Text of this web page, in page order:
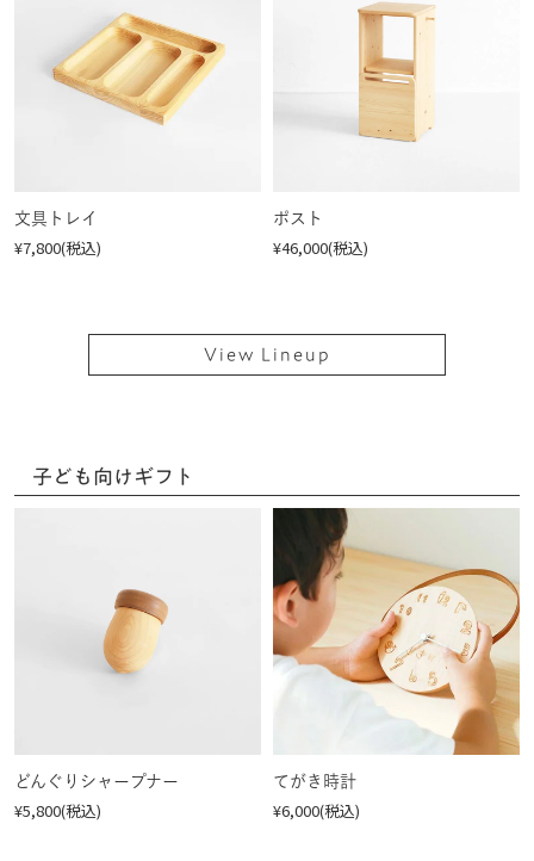
文具トレイ
¥7,800(税込)
ポスト
¥46,000(税込)
View Lineup
子ども向けギフト
どんぐりシャープナー
¥5,800(税込)
てがき時計
¥6,000(税込)